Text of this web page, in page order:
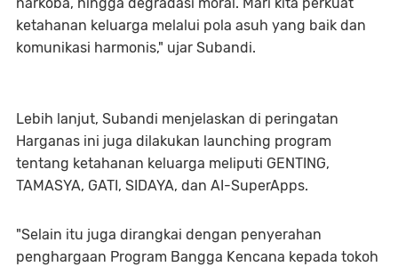
ketahanan keluarga melalui pola asuh yang baik dan
komunikasi harmonis," ujar Subandi.
Lebih lanjut, Subandi menjelaskan di peringatan
Harganas ini juga dilakukan launching program
tentang ketahanan keluarga meliputi GENTING,
TAMASYA, GATI, SIDAYA, dan AI-SuperApps.
"Selain itu juga dirangkai dengan penyerahan
penghargaan Program Bangga Kencana kepada tokoh